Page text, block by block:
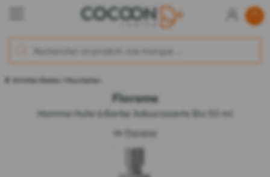
Entretien Barbes / Moustaches
Florame
Homme Huile à Barbe Adoucissante Bio 50 ml
de Florame